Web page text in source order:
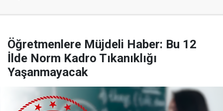
Öğretmenlere Müjdeli Haber: Bu 12
İlde Norm Kadro Tıkanıklığı
Yaşanmayacak